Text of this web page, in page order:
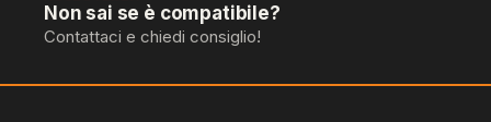
Non sai se è compatibile?
Contattaci e chiedi consiglio!